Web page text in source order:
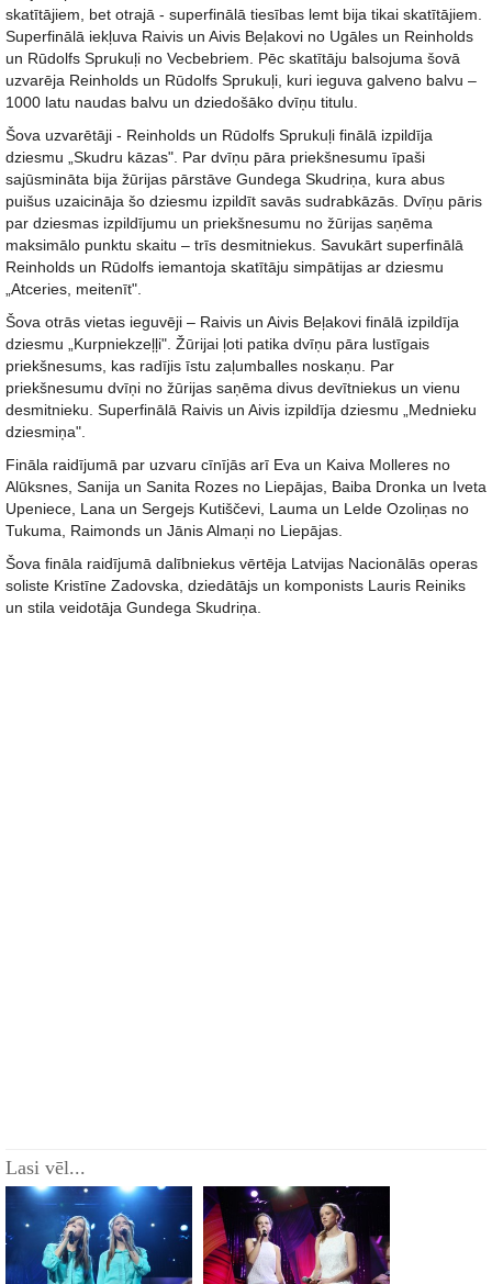
skatītājiem, bet otrajā - superfinālā tiesības lemt bija tikai skatītājiem.
Superfinālā iekļuva Raivis un Aivis Beļakovi no Ugāles un Reinholds
un Rūdolfs Sprukuļi no Vecbebriem. Pēc skatītāju balsojuma šovā
uzvarēja Reinholds un Rūdolfs Sprukuļi, kuri ieguva galveno balvu –
1000 latu naudas balvu un dziedošāko dvīņu titulu.
Šova uzvarētāji - Reinholds un Rūdolfs Sprukuļi finālā izpildīja
dziesmu „Skudru kāzas". Par dvīņu pāra priekšnesumu īpaši
sajūsmināta bija žūrijas pārstāve Gundega Skudriņa, kura abus
puišus uzaicināja šo dziesmu izpildīt savās sudrabkāzās. Dvīņu pāris
par dziesmas izpildījumu un priekšnesumu no žūrijas saņēma
maksimālo punktu skaitu – trīs desmitniekus. Savukārt superfinālā
Reinholds un Rūdolfs iemantoja skatītāju simpātijas ar dziesmu
„Atceries, meitenīt".
Šova otrās vietas ieguvēji – Raivis un Aivis Beļakovi finālā izpildīja
dziesmu „Kurpniekzeļļi". Žūrijai ļoti patika dvīņu pāra lustīgais
priekšnesums, kas radījis īstu zaļumballes noskaņu. Par
priekšnesumu dvīņi no žūrijas saņēma divus devītniekus un vienu
desmitnieku. Superfinālā Raivis un Aivis izpildīja dziesmu „Mednieku
dziesmiņa".
Fināla raidījumā par uzvaru cīnījās arī Eva un Kaiva Molleres no
Alūksnes, Sanija un Sanita Rozes no Liepājas, Baiba Dronka un Iveta
Upeniece, Lana un Sergejs Kutiščevi, Lauma un Lelde Ozoliņas no
Tukuma, Raimonds un Jānis Almaņi no Liepājas.
Šova fināla raidījumā dalībniekus vērtēja Latvijas Nacionālās operas
soliste Kristīne Zadovska, dziedātājs un komponists Lauris Reiniks
un stila veidotāja Gundega Skudriņa.
Lasi vēl...